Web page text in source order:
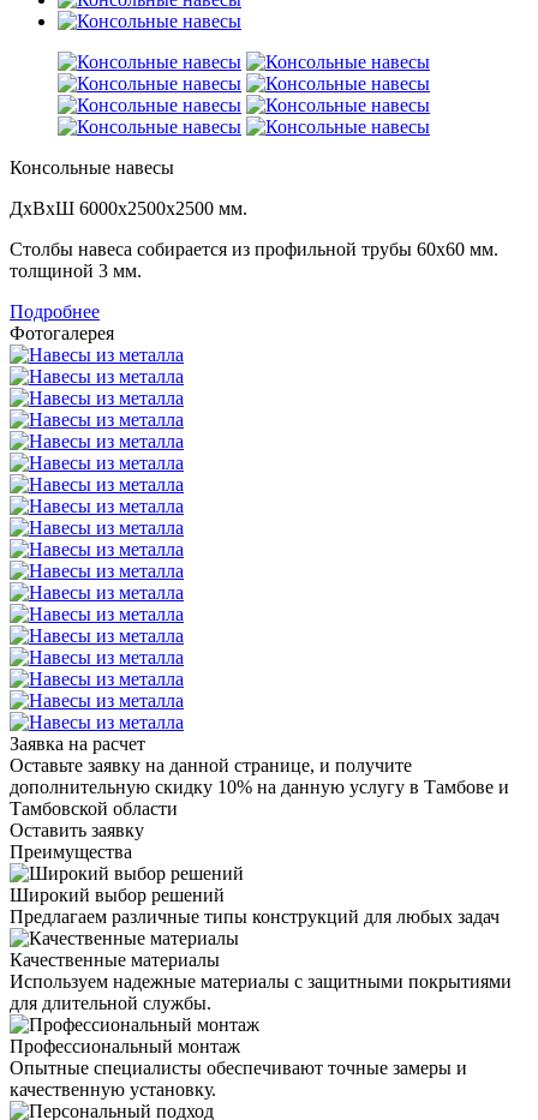
Консольные навесы
ДхВхШ 6000х2500х2500 мм.
Столбы навеса собирается из профильной трубы 60х60 мм.
толщиной 3 мм.
Подробнее
Фотогалерея
Заявка на расчет
Оставьте заявку на данной странице, и получите
дополнительную скидку 10% на данную услугу в Тамбове и
Тамбовской области
Оставить заявку
Преимущества
Широкий выбор решений
Предлагаем различные типы конструкций для любых задач
Качественные материалы
Используем надежные материалы с защитными покрытиями
для длительной службы.
Профессиональный монтаж
Опытные специалисты обеспечивают точные замеры и
качественную установку.